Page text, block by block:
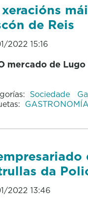
de Reis
2022 15:16
mercado de
Sociedade
GASTRONOMÍA
da
2022 13:46